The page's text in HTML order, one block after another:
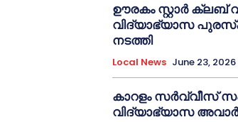
ഊരകം സ്റ്റാർ ക്ലബ്
വിദ്യാഭ്യാസ
നടത്തി
Local News June 23, 2026
കാറളം സർവ്വീസ്
വിദ്യാഭ്യാസ